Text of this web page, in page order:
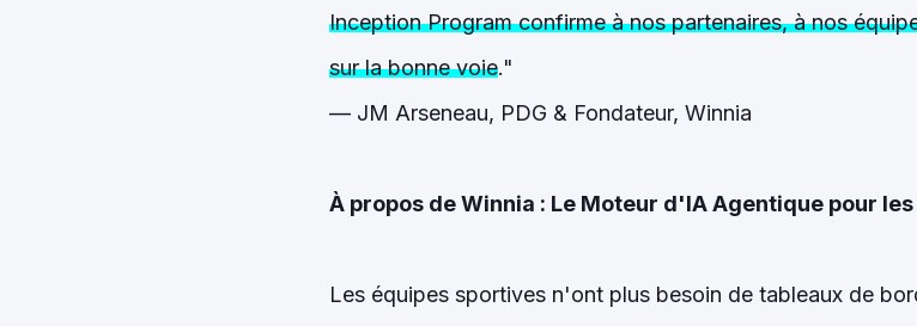
Inception Program confirme à nos partenaires, à nos
sur la bonne voie."
— JM Arseneau, PDG & Fondateur, Winnia
À propos de Winnia : Le Moteur d'IA Agentique pour
Les équipes sportives n'ont plus besoin de tableaux de